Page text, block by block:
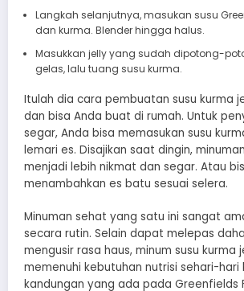
Langkah selanjutnya, masukan susu
dan kurma. Blender hingga halus.
Masukkan jelly yang sudah dipotong-
gelas, lalu tuang susu kurma.
Itulah dia cara pembuatan susu kurma
dan bisa Anda buat di rumah. Untuk
segar, Anda bisa memasukan susu
lemari es. Disajikan saat dingin,
menjadi lebih nikmat dan segar. Atau
menambahkan es batu sesuai selera.
Minuman sehat yang satu ini sangat
secara rutin. Selain dapat melepas
mengusir rasa haus, minum susu kurma
memenuhi kebutuhan nutrisi sehari-hari
kandungan yang ada pada Greenfields